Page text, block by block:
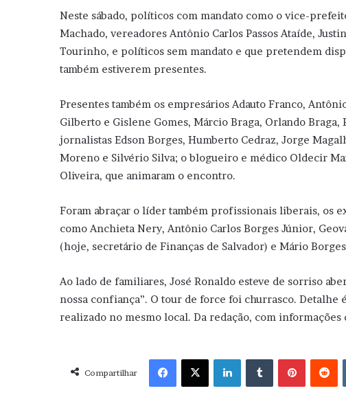
Neste sábado, políticos com mandato como o vice-
Machado, vereadores Antônio Carlos Passos Ataíde,
Tourinho, e políticos sem mandato e que pretendem
também estiverem presentes.
Presentes também os empresários Adauto Franco,
Gilberto e Gislene Gomes, Márcio Braga, Orlando
jornalistas Edson Borges, Humberto Cedraz, Jorge
Moreno e Silvério Silva; o blogueiro e médico Oldecir
Oliveira, que animaram o encontro.
Foram abraçar o líder também profissionais liberais, os
como Anchieta Nery, Antônio Carlos Borges Júnior,
(hoje, secretário de Finanças de Salvador) e Mário
Ao lado de familiares, José Ronaldo esteve de sorriso
nossa confiança”. O tour de force foi churrasco. Detalhe
realizado no mesmo local. Da redação, com informações
Compartilhar
Facebook X Linkedin